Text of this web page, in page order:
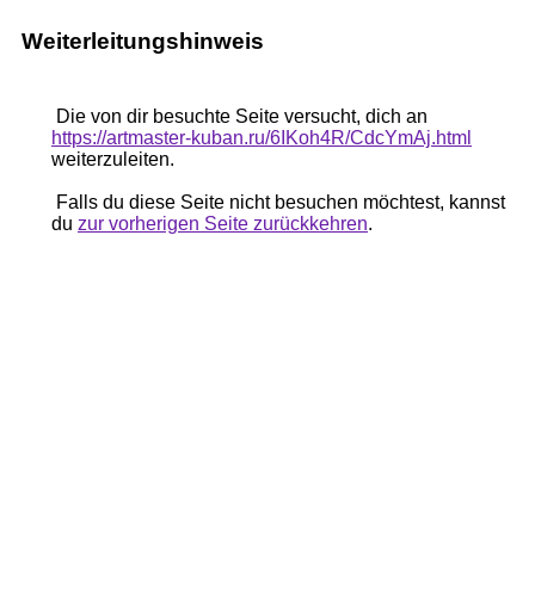
Weiterleitungshinweis
Die von dir besuchte Seite versucht, dich an
https://artmaster-kuban.ru/6IKoh4R/CdcYmAj.html
weiterzuleiten.
Falls du diese Seite nicht besuchen möchtest, kannst
du zur vorherigen Seite zurückkehren.